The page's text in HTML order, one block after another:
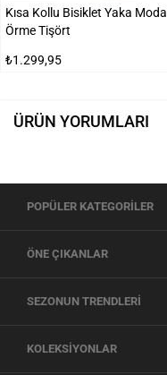
Kısa Kollu Bisiklet Yaka Modal
Örme Tişört
₺1.299,95
ÜRÜN YORUMLARI
POPÜLER KATEGORİLER
ÖNE ÇIKANLAR
SEZONUN TRENDLERİ
KOLEKSİYONLAR